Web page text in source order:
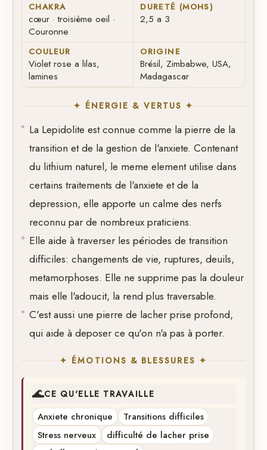
CHAKRA
cœur · troisième oeil ·
Couronne
DURETÉ (MOHS)
2,5 a 3
COULEUR
Violet rose a lilas,
lamines
ORIGINE
Brésil, Zimbabwe, USA,
Madagascar
✦ ÉNERGIE & VERTUS ✦
La Lepidolite est connue comme la pierre de la
transition et de la gestion de l'anxiete. Contenant
du lithium naturel, le meme element utilise dans
certains traitements de l'anxiete et de la
depression, elle apporte un calme des nerfs
reconnu par de nombreux praticiens.
Elle aide à traverser les périodes de transition
difficiles: changements de vie, ruptures, deuils,
metamorphoses. Elle ne supprime pas la douleur
mais elle l'adoucit, la rend plus traversable.
C'est aussi une pierre de lacher prise profond,
qui aide à deposer ce qu'on n'a pas à porter.
✦ ÉMOTIONS & BLESSURES ✦
🌊CE QU'ELLE TRAVAILLE
Anxiete chronique
Transitions difficiles
Stress nerveux
difficulté de lacher prise